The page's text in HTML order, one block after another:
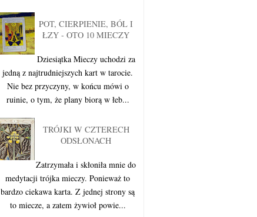
POT, CIERPIENIE, BÓL I
ŁZY - OTO 10 MIECZY
Dziesiątka Mieczy uchodzi za
jedną z najtrudniejszych kart w tarocie.
Nie bez przyczyny, w końcu mówi o
ruinie, o tym, że plany biorą w łeb...
TRÓJKI W CZTERECH
ODSŁONACH
Zatrzymała i skłoniła mnie do
medytacji trójka mieczy. Ponieważ to
bardzo ciekawa karta. Z jednej strony są
to miecze, a zatem żywioł powie...